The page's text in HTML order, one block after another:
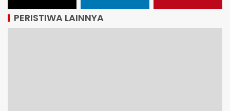
PERISTIWA LAINNYA